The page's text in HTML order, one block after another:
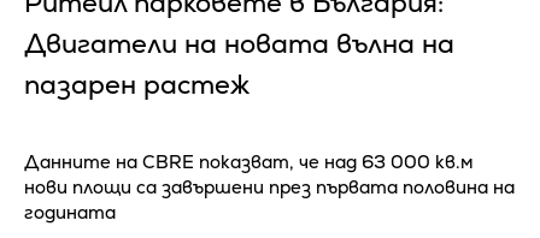
Двигатели на новата вълна на
пазарен растеж
Данните на CBRE показват, че над 63 000 кв.м
нови площи са завършени през първата половина на
годината